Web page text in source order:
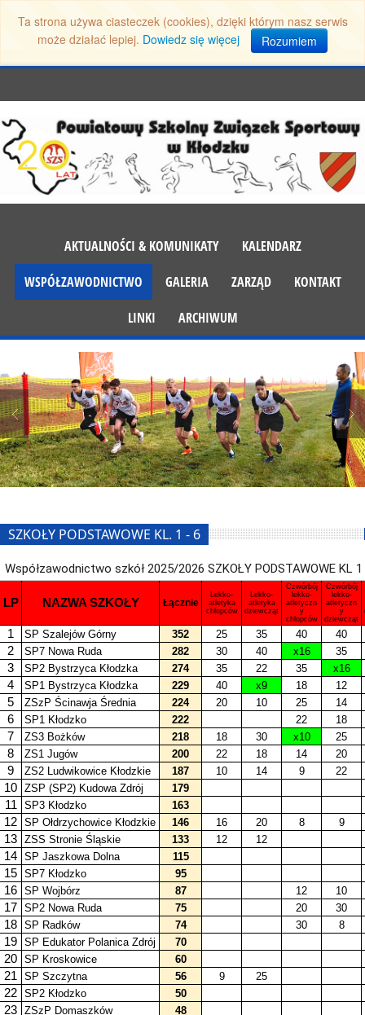
Ta strona używa ciasteczek (cookies), dzięki którym nasz serwis
może działać lepiej. Dowiedz się więcej Rozumiem
AKTUALNOŚCI & KOMUNIKATY
KALENDARZ
WSPÓŁZAWODNICTWO
GALERIA ZARZĄD
KONTAKT
LINKI
ARCHIWUM
SZKOŁY PODSTAWOWE KL. 1 - 6